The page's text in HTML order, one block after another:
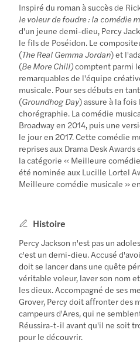
Inspiré du roman à succès de
le voleur de foudre : la comédie
d'un jeune demi-dieu, Percy
le fils de Poséidon. Le
(The Real Gemma Jordan) et
(Be More Chill)comptent parmi
remarquables de l'équipe
musicale. Pour ses débuts en
(GroundhogDay) assure à la
chorégraphie. La comédie
Broadway en 2014, puis une
le jour en 2017. Cette comédie
reprises aux Drama Desk
la catégorie « Meilleure
été nominée aux Lucille Lortel
Meilleure comédie musicale »
Histoire
Percy Jackson n'est pas un
c'est un demi-dieu. Accusé
doit se lancer dans une quête
véritable voleur, laver son nom
les dieux. Accompagné de ses
Grover, Percy doit affronter des
campeurs d'Ares, qui ne
Réussira-t-il avant qu'il ne soit
pour le découvrir.